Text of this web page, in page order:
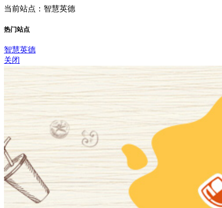
当前站点：智慧英德
热门站点
智慧英德
关闭